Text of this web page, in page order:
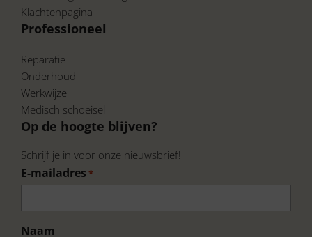
Klachtenpagina
Professioneel
Reparatie
Onderhoud
Werkwijze
Medisch schoeisel
Op de hoogte blijven?
Schrijf je in voor onze nieuwsbrief!
E-mailadres *
Naam